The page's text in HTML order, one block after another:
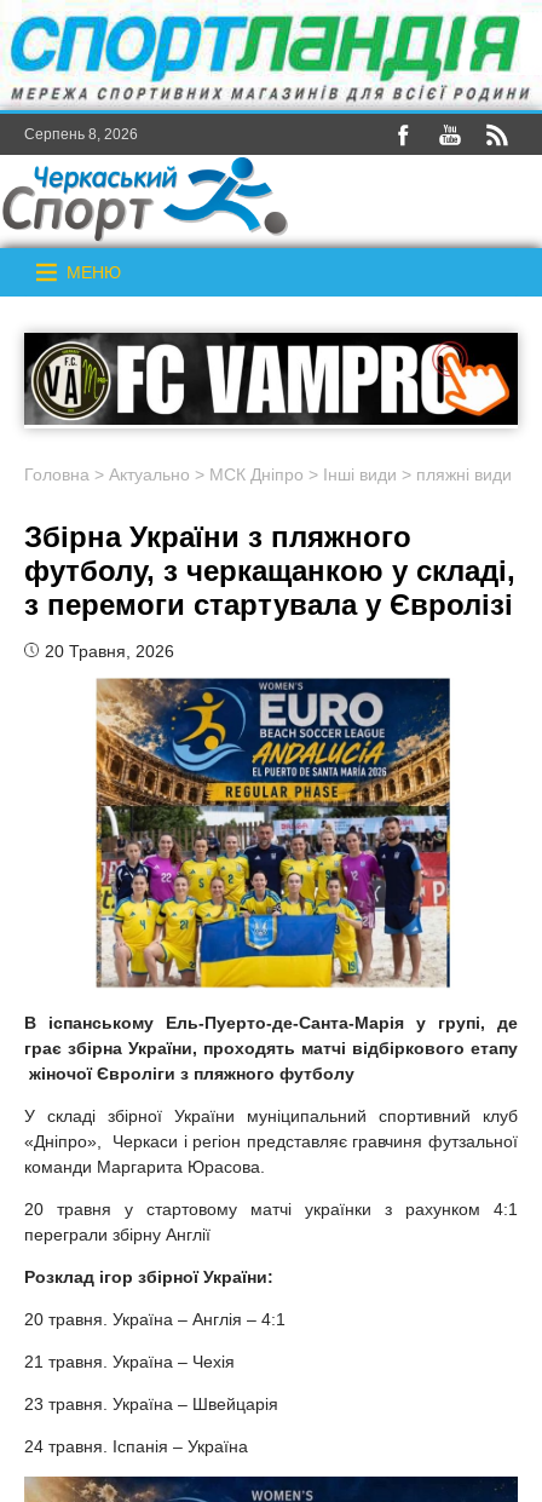
Серпень 8, 2026
МЕНЮ
Головна > Актуально > МСК Дніпро > Інші види > пляжні види
Збірна України з пляжного
футболу, з черкащанкою у складі,
з перемоги стартувала у Євролізі
20 Травня, 2026
В іспанському Ель-Пуерто-де-Санта-Марія у групі, де
грає збірна України, проходять матчі відбіркового етапу
жіночої Євроліги з пляжного футболу
У складі збірної України муніципальний спортивний клуб
«Дніпро», Черкаси і регіон представляє гравчиня футзальної
команди Маргарита Юрасова.
20 травня у стартовому матчі українки з рахунком 4:1
переграли збірну Англії
Розклад ігор збірної України:
20 травня. Україна – Англія – 4:1
21 травня. Україна – Чехія
23 травня. Україна – Швейцарія
24 травня. Іспанія – Україна